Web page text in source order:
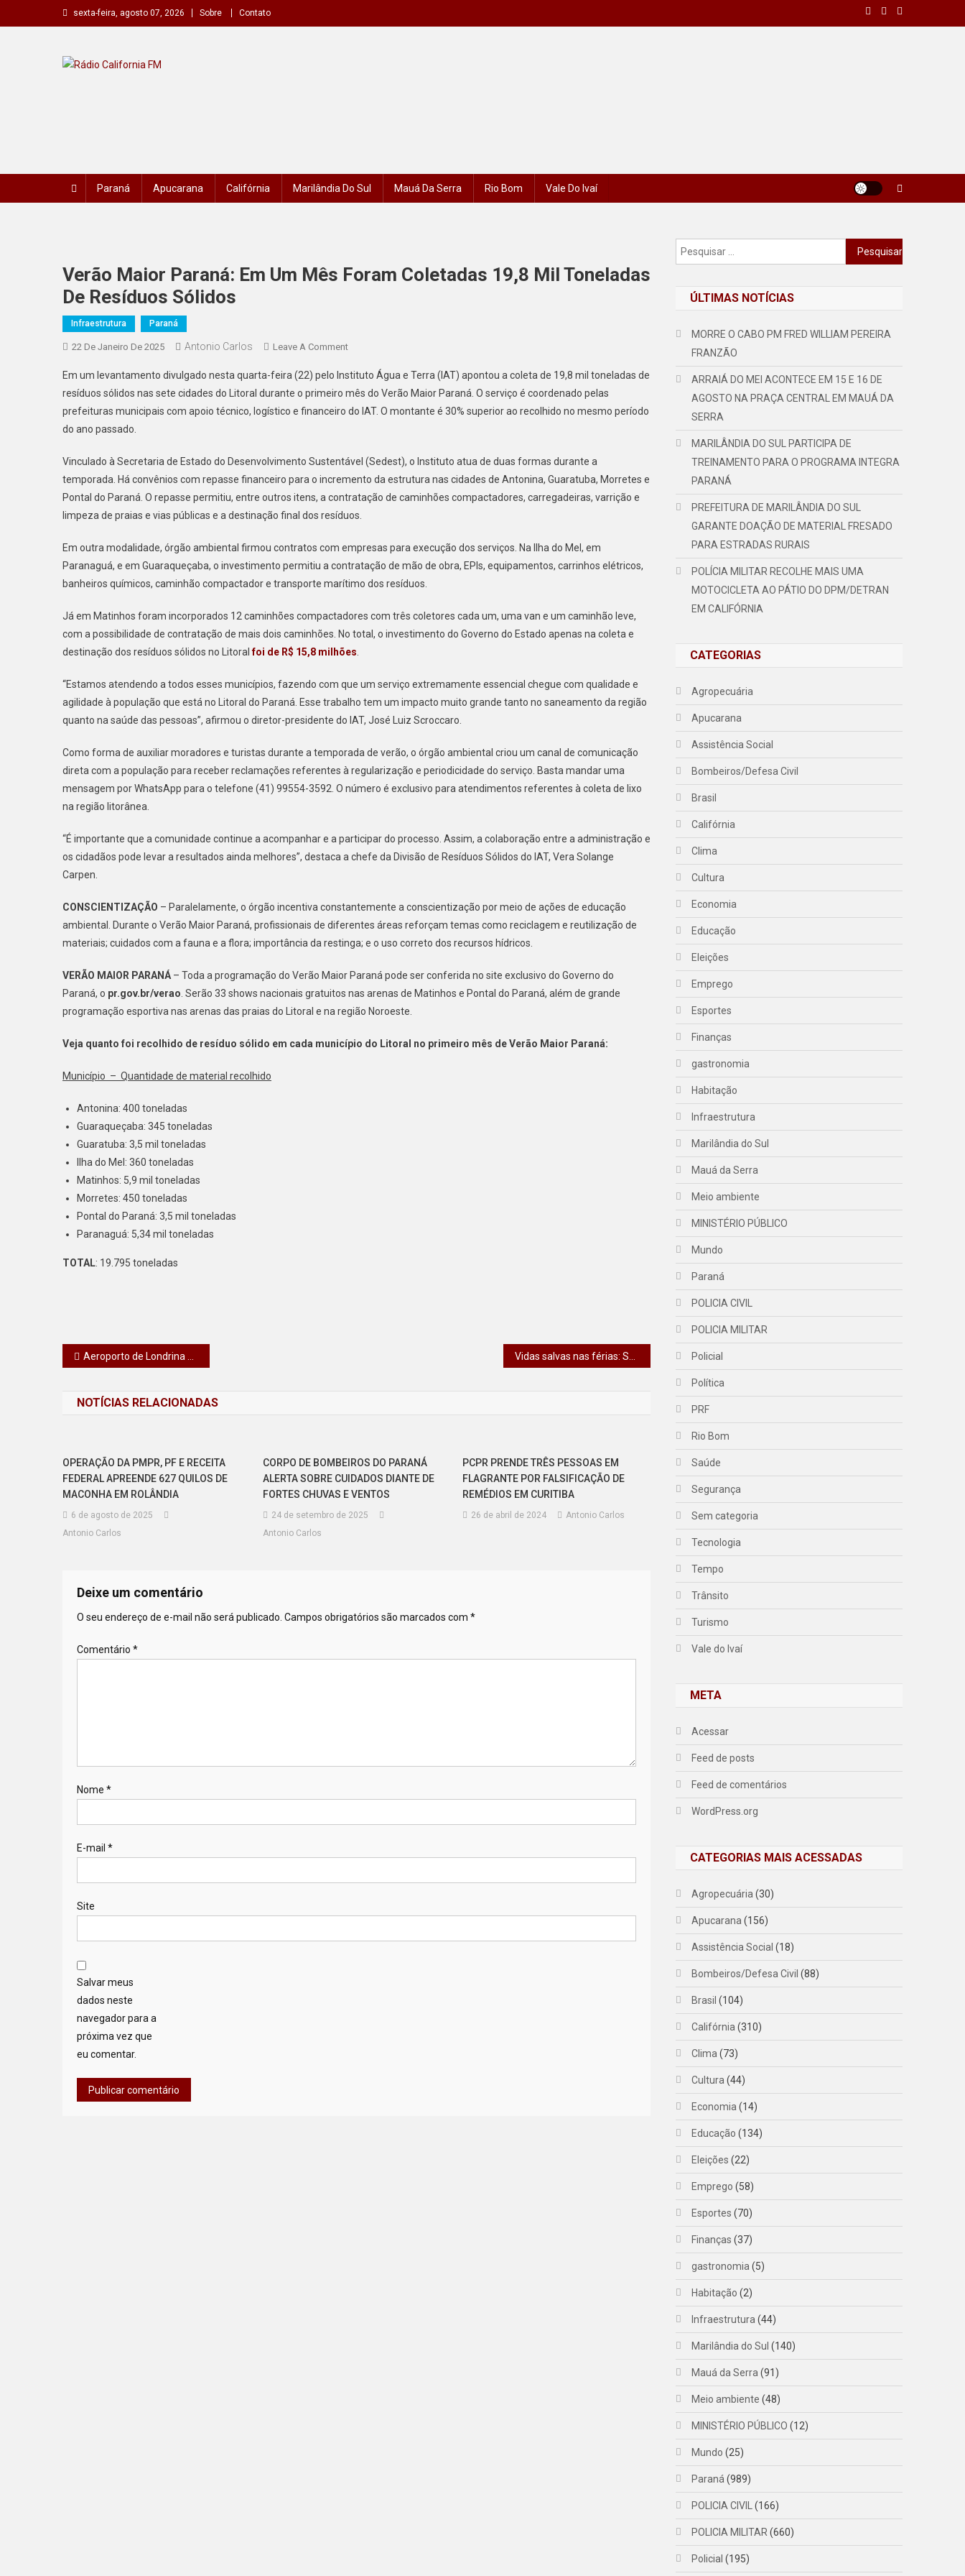
to
sexta-feira, agosto 07, 2026 Sobre Contato
Paraná Apucarana Califórnia Marilândia Do Sul Mauá Da Serra Rio Bom Vale Do Ivaí
Verão Maior Paraná: Em Um Mês Foram Coletadas 19,8 Mil Toneladas
De Resíduos Sólidos
Infraestrutura Paraná
22 De Janeiro De 2025 Antonio Carlos Leave A CommentOn
Maior
Paraná:
Em
Foram
Coletadas
19,8
Mil
De
Resíduos
Sólidos
Em um levantamento divulgado nesta quarta-feira (22) pelo Instituto Água e Terra (IAT) apontou a coleta de 19,8 mil toneladas de
resíduos sólidos nas sete cidades do Litoral durante o primeiro mês do Verão Maior Paraná. O serviço é coordenado pelas
prefeituras municipais com apoio técnico, logístico e financeiro do IAT. O montante é 30% superior ao recolhido no mesmo período
do ano passado.
Vinculado à Secretaria de Estado do Desenvolvimento Sustentável (Sedest), o Instituto atua de duas formas durante a
temporada. Há convênios com repasse financeiro para o incremento da estrutura nas cidades de Antonina, Guaratuba, Morretes e
Pontal do Paraná. O repasse permitiu, entre outros itens, a contratação de caminhões compactadores, carregadeiras, varrição e
limpeza de praias e vias públicas e a destinação final dos resíduos.
Em outra modalidade, órgão ambiental firmou contratos com empresas para execução dos serviços. Na Ilha do Mel, em
Paranaguá, e em Guaraqueçaba, o investimento permitiu a contratação de mão de obra, EPIs, equipamentos, carrinhos elétricos,
banheiros químicos, caminhão compactador e transporte marítimo dos resíduos.
Já em Matinhos foram incorporados 12 caminhões compactadores com três coletores cada um, uma van e um caminhão leve,
com a possibilidade de contratação de mais dois caminhões. No total, o investimento do Governo do Estado apenas na coleta e
destinação dos resíduos sólidos no Litoralfoi de R$ 15,8 milhões
“Estamos atendendo a todos esses municípios, fazendo com que um serviço extremamente essencial chegue com qualidade e
agilidade à população que está no Litoral do Paraná. Esse trabalho tem um impacto muito grande tanto no saneamento da região
quanto na saúde das pessoas”, afirmou o diretor-presidente do IAT, José Luiz Scroccaro.
Como forma de auxiliar moradores e turistas durante a temporada de verão, o órgão ambiental criou um canal de comunicação
direta com a população para receber reclamações referentes à regularização e periodicidade do serviço. Basta mandar uma
mensagem por WhatsApp para o telefone (41) 99554-3592. O número é exclusivo para atendimentos referentes à coleta de lixo
na região litorânea.
“É importante que a comunidade continue a acompanhar e a participar do processo. Assim, a colaboração entre a administração e
os cidadãos pode levar a resultados ainda melhores”, destaca a chefe da Divisão de Resíduos Sólidos do IAT, Vera Solange
Carpen.
CONSCIENTIZAÇÃO – Paralelamente, o órgão incentiva constantemente a conscientização por meio de ações de educação
ambiental. Durante o Verão Maior Paraná, profissionais de diferentes áreas reforçam temas como reciclagem e reutilização de
materiais; cuidados com a fauna e a flora; importância da restinga; e o uso correto dos recursos hídricos.
VERÃO MAIOR PARANÁ – Toda a programação do Verão Maior Paraná pode ser conferida no site exclusivo do Governo do
Paraná, o pr.gov.br/verao . Serão 33 shows nacionais gratuitos nas arenas de Matinhos e Pontal do Paraná, além de grande
programação esportiva nas arenas das praias do Litoral e na região Noroeste.
Veja quanto foi recolhido de resíduo sólido em cada município do Litoral no primeiro mês de Verão Maior Paraná:
Município – Quantidade de material recolhido
Antonina: 400 toneladas
Guaraqueçaba: 345 toneladas
Guaratuba: 3,5 mil toneladas
Ilha do Mel: 360 toneladas
Matinhos: 5,9 mil toneladas
Morretes: 450 toneladas
Pontal do Paraná: 3,5 mil toneladas
Paranaguá: 5,34 mil toneladas
TOTAL: 19.795 toneladas
Navegação
Post
Aeroporto de Londrina dobra de capacidade com investimento de R$ 201 milhões
NOTÍCIAS RELACIONADAS
OPERAÇÃO DA PMPR, PF E RECEITA
FEDERAL APREENDE 627 QUILOS DE
MACONHA EM ROLÂNDIA
6 de agosto de 2025
Antonio Carlos
CORPO DE BOMBEIROS DO PARANÁ
ALERTA SOBRE CUIDADOS DIANTE DE
FORTES CHUVAS E VENTOS
24 de setembro de 2025
Antonio Carlos
PCPR PRENDE TRÊS PESSOAS EM
FLAGRANTE POR FALSIFICAÇÃO DE
REMÉDIOS EM CURITIBA
26 de abril de 2024 Antonio Carlos
Deixe um comentário
O seu endereço de e-mail não será publicado. Campos obrigatórios são marcados com *
Comentário *
Nome *
E-mail *
Site
Salvar meus
dados neste
navegador para a
próxima vez que
eu comentar.
Pesquisar
por:
ÚLTIMAS NOTÍCIAS
MORRE O CABO PM FRED WILLIAM PEREIRA
FRANZÃO
ARRAIÁ DO MEI ACONTECE EM 15 E 16 DE
AGOSTO NA PRAÇA CENTRAL EM MAUÁ DA
SERRA
MARILÂNDIA DO SUL PARTICIPA DE
TREINAMENTO PARA O PROGRAMA INTEGRA
PARANÁ
PREFEITURA DE MARILÂNDIA DO SUL
GARANTE DOAÇÃO DE MATERIAL FRESADO
PARA ESTRADAS RURAIS
POLÍCIA MILITAR RECOLHE MAIS UMA
MOTOCICLETA AO PÁTIO DO DPM/DETRAN
EM CALIFÓRNIA
CATEGORIAS
Agropecuária
Apucarana
Assistência Social
Bombeiros/Defesa Civil
Brasil
Califórnia
Clima
Cultura
Economia
Educação
Eleições
Emprego
Esportes
Finanças
gastronomia
Habitação
Infraestrutura
Marilândia do Sul
Mauá da Serra
Meio ambiente
MINISTÉRIO PÚBLICO
Mundo
Paraná
POLICIA CIVIL
POLICIA MILITAR
Policial
Política
PRF
Rio Bom
Saúde
Segurança
Sem categoria
Tecnologia
Tempo
Trânsito
Turismo
Vale do Ivaí
META
Acessar
Feed de posts
Feed de comentários
WordPress.org
CATEGORIAS MAIS ACESSADAS
Agropecuária (30)
Apucarana (156)
Assistência Social (18)
Bombeiros/Defesa Civil (88)
Brasil (104)
Califórnia (310)
Clima (73)
Cultura (44)
Economia (14)
Educação (134)
Eleições (22)
Emprego (58)
Esportes (70)
Finanças (37)
gastronomia (5)
Habitação (2)
Infraestrutura (44)
Marilândia do Sul (140)
Mauá da Serra (91)
Meio ambiente (48)
MINISTÉRIO PÚBLICO (12)
Mundo (25)
Paraná (989)
POLICIA CIVIL (166)
POLICIA MILITAR (660)
Policial (195)